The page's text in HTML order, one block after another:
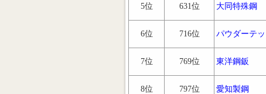
5位 631位 大同特殊鋼
6位 716位 パウダーテッ
7位 769位 東洋鋼鈑
8位 797位 愛知製鋼